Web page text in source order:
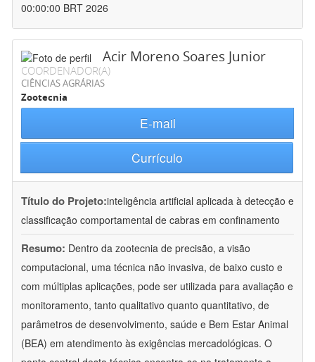
00:00:00 BRT 2026
Acir Moreno Soares Junior
COORDENADOR(A)
CIÊNCIAS AGRÁRIAS
Zootecnia
E-mail
Currículo
Título do Projeto:inteligência artificial aplicada à detecção e
classificação comportamental de cabras em confinamento
Resumo: Dentro da zootecnia de precisão, a visão
computacional, uma técnica não invasiva, de baixo custo e
com múltiplas aplicações, pode ser utilizada para avaliação e
monitoramento, tanto qualitativo quanto quantitativo, de
parâmetros de desenvolvimento, saúde e Bem Estar Animal
(BEA) em atendimento às exigências mercadológicas. O